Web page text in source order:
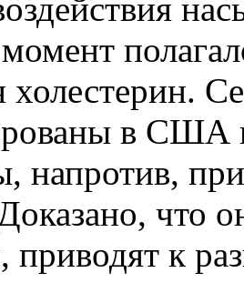
холестерин.
в США
напротив,
что
приводят к